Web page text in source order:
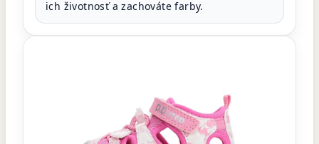
ich životnosť a zachováte farby.